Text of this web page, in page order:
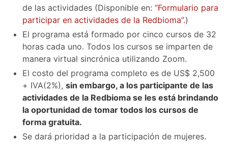
de las actividades (Disponible en: “Formulario para
participar en actividades de la Redbioma”.)
El programa está formado por cinco cursos de 32
horas cada uno. Todos los cursos se imparten de
manera virtual sincrónica utilizando Zoom.
El costo del programa completo es de US$ 2,500
+ IVA(2%), sin embargo, a los participante de las
actividades de la Redbioma se les está brindando
la oportunidad de tomar todos los cursos de
forma gratuita.
Se dará prioridad a la participación de mujeres.